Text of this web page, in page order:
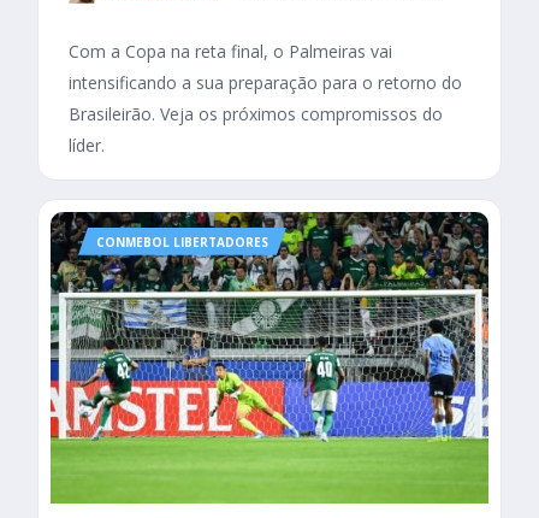
Com a Copa na reta final, o Palmeiras vai
intensificando a sua preparação para o retorno do
Brasileirão. Veja os próximos compromissos do
líder.
CONMEBOL LIBERTADORES